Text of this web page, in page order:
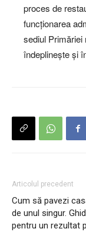
proces de
funcționarea
sediul Primăriei
îndeplinește și
Articolul precedent
Cum să pavezi
de unul singur.
pentru un rezultat